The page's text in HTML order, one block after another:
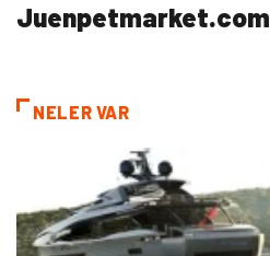
Juenpetmarket.com
NELER VAR